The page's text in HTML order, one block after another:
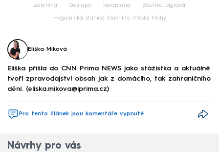
zelenina Gestapo karanténa Zdeňka Jágrová
Hygienická stanice hlavního města Prahy
Eliška Míková
Eliška přišla do CNN Prima NEWS jako stážistka a aktuálně
tvoří zpravodajství obsah jak z domácího, tak zahraničního
dění. (eliska.mikova@iprima.cz)
Pro tento článek jsou komentáře vypnuté
Návrhy pro vás